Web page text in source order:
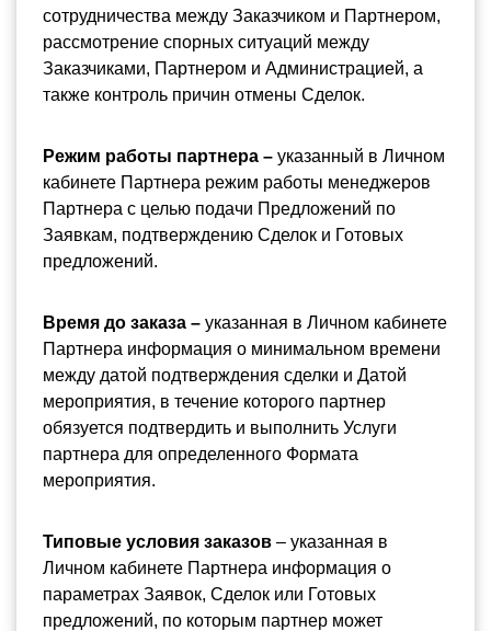
сотрудничества между Заказчиком и Партнером,
рассмотрение спорных ситуаций между
Заказчиками, Партнером и Администрацией, а
также контроль причин отмены Сделок.
Режим работы партнера – указанный в Личном
кабинете Партнера режим работы менеджеров
Партнера с целью подачи Предложений по
Заявкам, подтверждению Сделок и Готовых
предложений.
Время до заказа – указанная в Личном кабинете
Партнера информация о минимальном времени
между датой подтверждения сделки и Датой
мероприятия, в течение которого партнер
обязуется подтвердить и выполнить Услуги
партнера для определенного Формата
мероприятия.
Типовые условия заказов – указанная в
Личном кабинете Партнера информация о
параметрах Заявок, Сделок или Готовых
предложений, по которым партнер может